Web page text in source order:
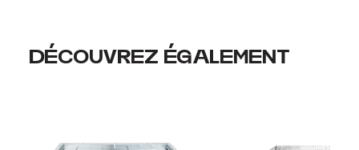
DÉCOUVREZ ÉGALEMENT